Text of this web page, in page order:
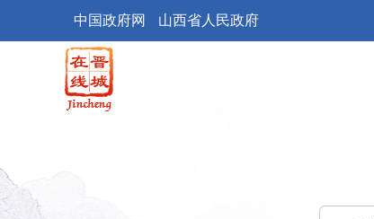
中国政府网 山西省人民政府